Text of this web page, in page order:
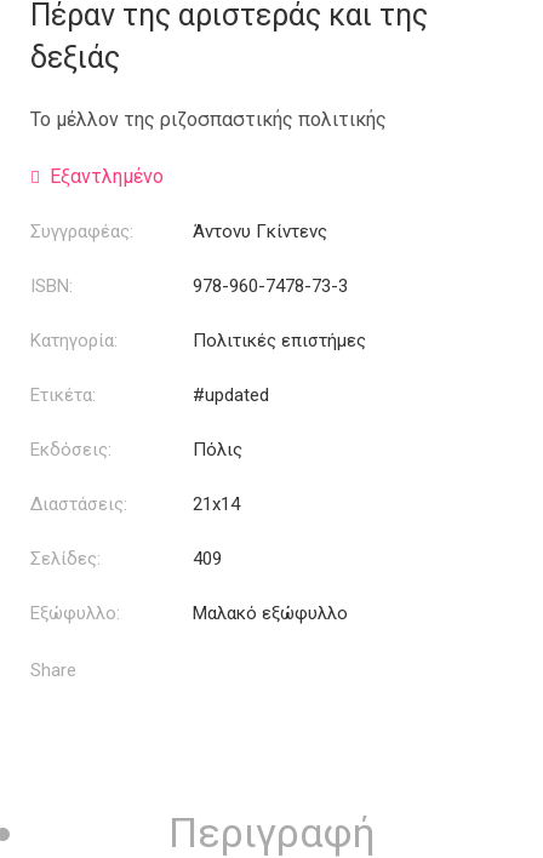
17.34€. είναι:
Πέραν της αριστεράς και της
δεξιάς
Το μέλλον της ριζοσπαστικής πολιτικής
Εξαντλημένο
Συγγραφέας: Άντονυ Γκίντενς
ISBN: 978-960-7478-73-3
Κατηγορία: Πολιτικές επιστήμες
Ετικέτα: #updated
Εκδόσεις: Πόλις
Διαστάσεις: 21x14
Σελίδες: 409
Εξώφυλλο: Μαλακό εξώφυλλο
Share
Περιγραφή